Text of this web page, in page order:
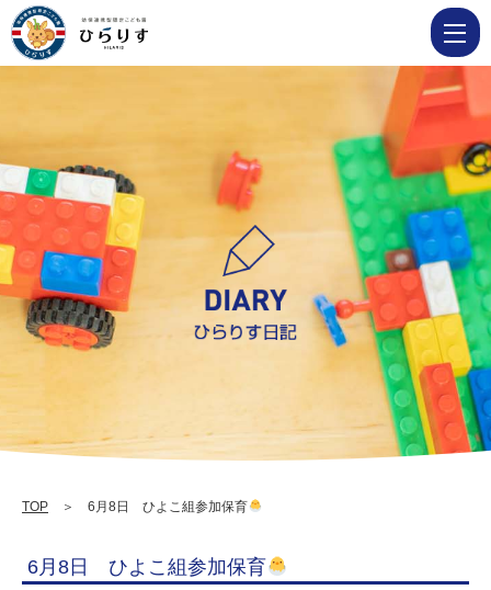
月
ひ
よ
こ
組
参
加
育
学
校
TOP ＞ 6月8日 ひよこ組参加保育
6月8日 ひよこ組参加保育